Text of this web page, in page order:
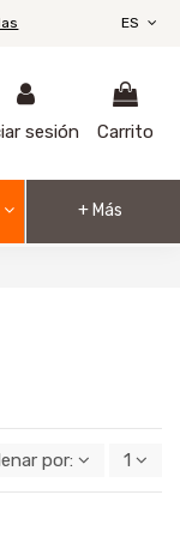
ES
sesión Carrito
+ Más
por: 1